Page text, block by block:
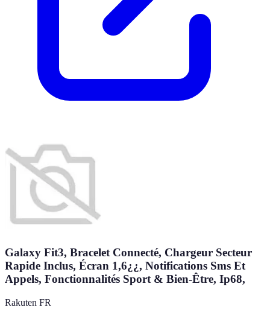
Galaxy Fit3, Bracelet Connecté, Chargeur Secteur
Rapide Inclus, Écran 1,6¿¿, Notifications Sms Et
Appels, Fonctionnalités Sport & Bien-Être, Ip68,
Rakuten FR